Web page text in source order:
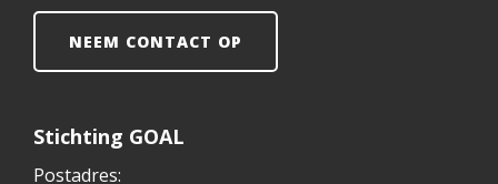
NEEM CONTACT OP
Stichting GOAL
Postadres: